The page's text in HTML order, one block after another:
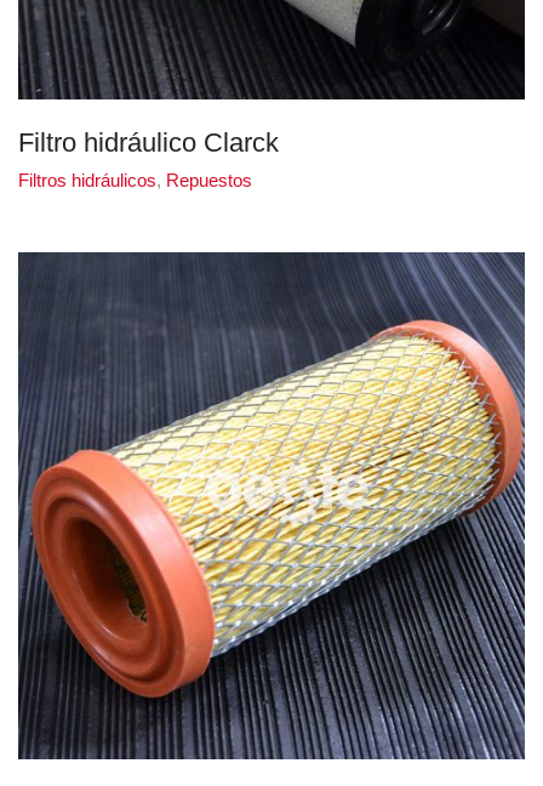
Filtro hidráulico Clarck
Filtros hidráulicos, Repuestos